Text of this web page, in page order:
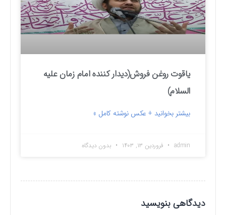
یاقوت روغن فروش(دیدار کننده امام زمان علیه
السلام)
بیشتر بخوانید + عکس نوشته کامل »
admin فروردین ۱۳, ۱۴۰۳ بدون دیدگاه
دیدگاهی بنویسید